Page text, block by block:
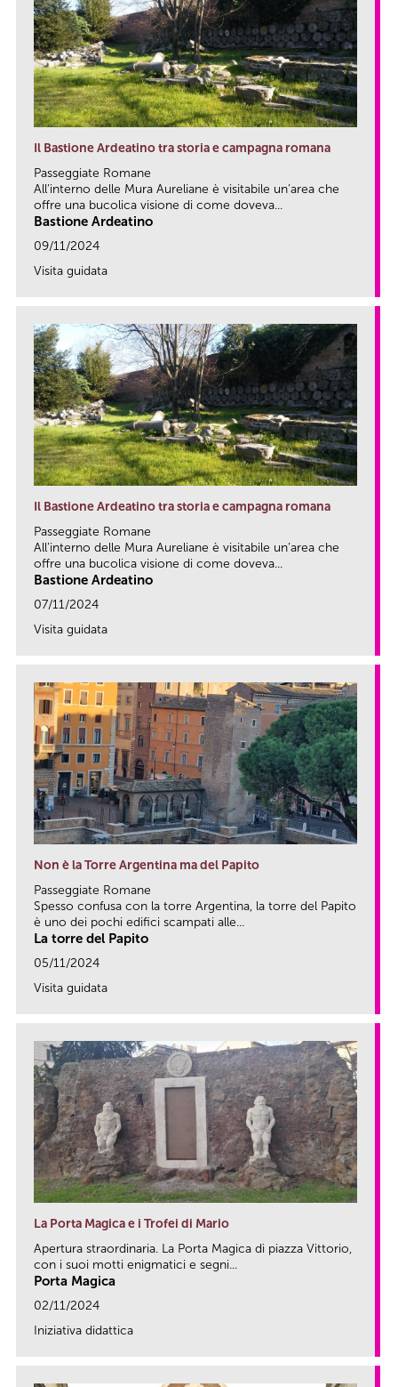
Il Bastione Ardeatino tra storia e campagna romana
Passeggiate Romane
All’interno delle Mura Aureliane è visitabile un’area che
offre una bucolica visione di come doveva...
Bastione Ardeatino
09/11/2024
Visita guidata
Il Bastione Ardeatino tra storia e campagna romana
Passeggiate Romane
All’interno delle Mura Aureliane è visitabile un’area che
offre una bucolica visione di come doveva...
Bastione Ardeatino
07/11/2024
Visita guidata
Non è la Torre Argentina ma del Papito
Passeggiate Romane
Spesso confusa con la torre Argentina, la torre del Papito
è uno dei pochi edifici scampati alle...
La torre del Papito
05/11/2024
Visita guidata
La Porta Magica e i Trofei di Mario
Apertura straordinaria. La Porta Magica di piazza Vittorio,
con i suoi motti enigmatici e segni...
Porta Magica
02/11/2024
Iniziativa didattica